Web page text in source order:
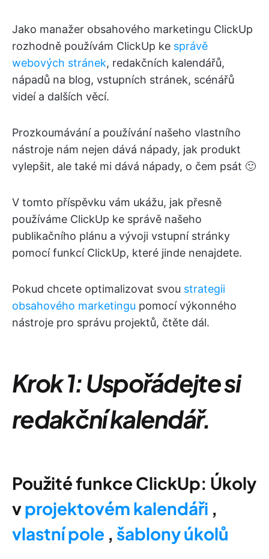
Jako manažer obsahového marketingu ClickUp
rozhodně používám ClickUp ke správě
webových stránek, redakčních kalendářů,
nápadů na blog, vstupních stránek, scénářů
videí a dalších věcí.
Prozkoumávání a používání našeho vlastního
nástroje nám nejen dává nápady, jak produkt
vylepšit, ale také mi dává nápady, o čem psát 🙂
V tomto příspěvku vám ukážu, jak přesně
používáme ClickUp ke správě našeho
publikačního plánu a vývoji vstupní stránky
pomocí funkcí ClickUp, které jinde nenajdete.
Pokud chcete optimalizovat svou strategii
obsahového marketingu pomocí výkonného
nástroje pro správu projektů, čtěte dál.
Krok 1: Uspořádejte si
redakční kalendář.
Použité funkce ClickUp: Úkoly
vprojektovém kalendáři ,
vlastní pole , šablony úkolů